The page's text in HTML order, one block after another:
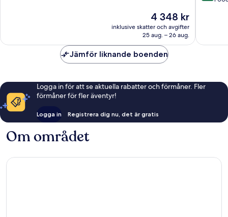
Priset
är
4 348 kr
4 348 kr
inklusive skatter och avgifter
25 aug. – 26 aug.
Jämför liknande boenden
Logga in för att se aktuella rabatter och förmåner. Fler
förmåner för fler äventyr!
Logga in Registrera dig nu, det är gratis
Om området